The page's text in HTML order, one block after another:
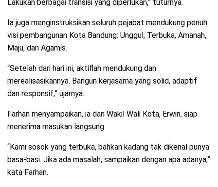
Lakukan berbagai transisi yang diperlukan,” tuturnya.
Ia juga menginstruksikan seluruh pejabat mendukung penuh
visi pembangunan Kota Bandung: Unggul, Terbuka, Amanah,
Maju, dan Agamis.
“Setelah dari hari ini, aktiflah mendukung dan
merealisasikannya. Bangun kerjasama yang solid, adaptif
dan responsif,” ujarnya.
Farhan menyampaikan, ia dan Wakil Wali Kota, Erwin, siap
menerima masukan langsung.
“Kami sosok yang terbuka, bahkan kadang tak dikenal punya
basa-basi. Jika ada masalah, sampaikan dengan apa adanya,”
kata Farhan.